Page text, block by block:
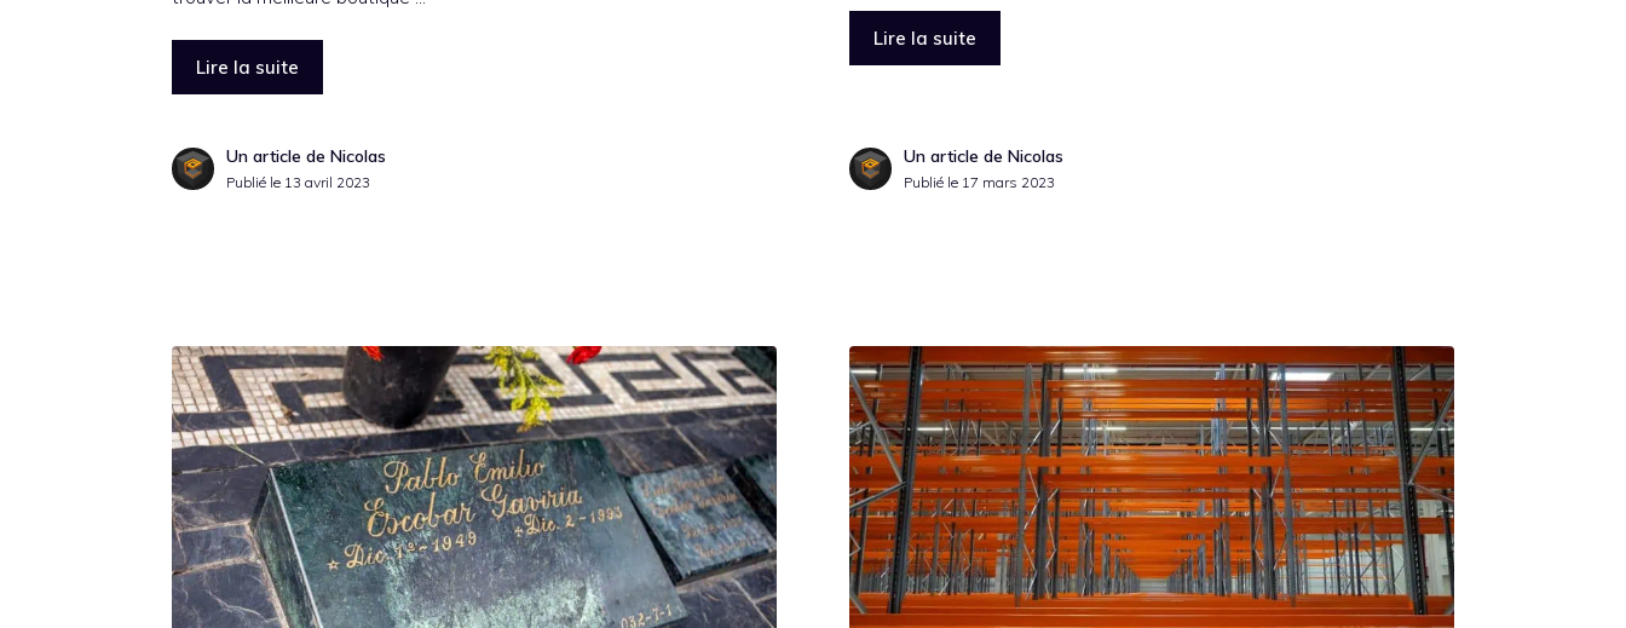
Lire la suite
Un article de Nicolas
Publié le 13 avril 2023
Lire la suite
Un article de Nicolas
Publié le 17 mars 2023